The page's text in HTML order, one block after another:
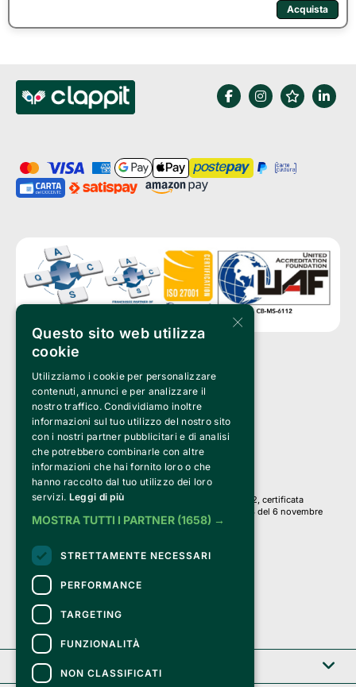
Acquista
Clappit è un marchio di proprietà di:
Bemils Srl
a Socio Unico
Via Fosse Ardeatine, 4 -20092 Cinisello Balsamo (MI)
PI 05589050961
Iscr. C.C.I.A.A. Milano R.E.A. 1833471
© 2010-2025 Bemils Srl - Tutti i diritti riservati
Credits:
Clappit è basato sulla piattaforma di biglietteria Belive 6.2, certificata
dall’Agenzia delle Entrate con protocollo n. 2025/445474 del 6 novembre
2025.
Su Clappit i tuoi acquisti ed i tuoi dati
sono sicuri e protetti da un certificato SSL
con crittografia a 128 bit.
Clappit
×
Questo sito web utilizza
cookie
Utilizziamo i cookie per personalizzare
contenuti, annunci e per analizzare il
nostro traffico. Condividiamo inoltre
informazioni sul tuo utilizzo del nostro sito
con i nostri partner pubblicitari e di analisi
che potrebbero combinarle con altre
informazioni che hai fornito loro o che
hanno raccolto dal tuo utilizzo dei loro
servizi. Leggi di più
MOSTRA TUTTI I PARTNER (1658) →
STRETTAMENTE NECESSARI
PERFORMANCE
TARGETING
FUNZIONALITÀ
NON CLASSIFICATI